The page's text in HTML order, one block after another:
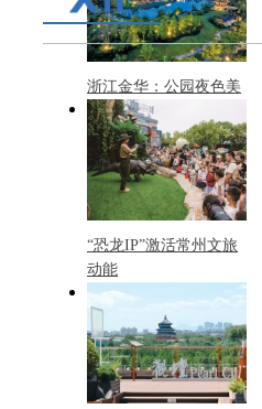
浙江金华：公园夜色美
“恐龙IP”激活常州文旅
动能